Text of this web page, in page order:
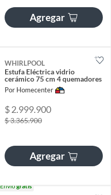
Agregar
WHIRLPOOL
Estufa Eléctrica vidrio
cerámico 75 cm 4 quemadores
Por Homecenter
$ 2.999.900
$ 3.365.900
Agregar
Envíogratis